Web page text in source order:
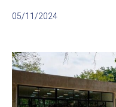
05/11/2024